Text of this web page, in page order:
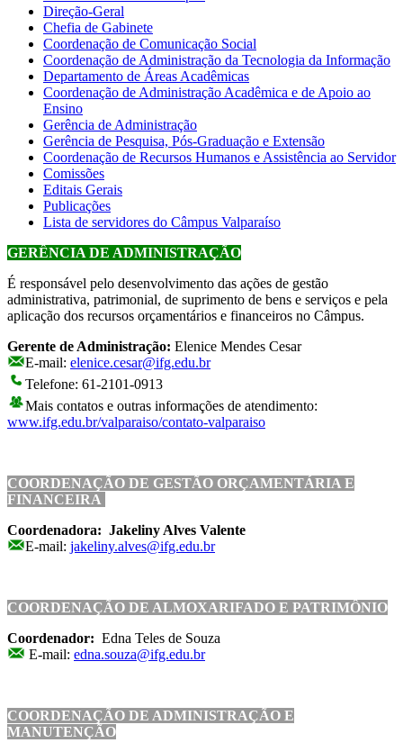
Direção-Geral
Chefia de Gabinete
Coordenação de Comunicação Social
Coordenação de Administração da Tecnologia da Informação
Departamento de Áreas Acadêmicas
Coordenação de Administração Acadêmica e de Apoio ao
Ensino
Gerência de Administração
Gerência de Pesquisa, Pós-Graduação e Extensão
Coordenação de Recursos Humanos e Assistência ao Servidor
Comissões
Editais Gerais
Publicações
Lista de servidores do Câmpus Valparaíso
GERÊNCIA DE ADMINISTRAÇÃO
É responsável pelo desenvolvimento das ações de gestão
administrativa, patrimonial, de suprimento de bens e serviços e pela
aplicação dos recursos orçamentários e financeiros no Câmpus.
Gerente de Administração: Elenice Mendes Cesar
E-mail: elenice.cesar@ifg.edu.br
Telefone: 61-2101-0913
Mais contatos e outras informações de atendimento:
www.ifg.edu.br/valparaiso/contato-valparaiso
COORDENAÇÃO DE GESTÃO ORÇAMENTÁRIA E
FINANCEIRA
Coordenadora: Jakeliny Alves Valente
E-mail: jakeliny.alves@ifg.edu.br
COORDENAÇÃO DE ALMOXARIFADO E PATRIMÔNIO
Coordenador: Edna Teles de Souza
E-mail: edna.souza@ifg.edu.br
COORDENAÇÃO DE ADMINISTRAÇÃO E
MANUTENÇÃO